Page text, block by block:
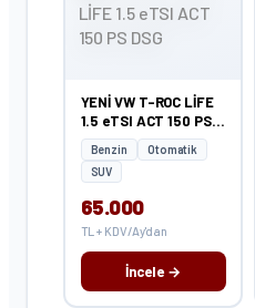
YENİ VW T-ROC LİFE
1.5 eTSI ACT 150 PS
DSG
Benzin
Otomatik
SUV
65.000
TL + KDV/Ay'dan
İncele →